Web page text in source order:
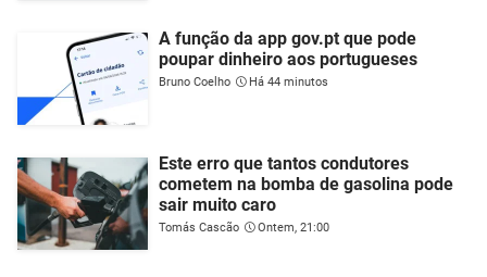
A função da app gov.pt que pode
poupar dinheiro aos portugueses
Bruno Coelho Há 44 minutos
Este erro que tantos condutores
cometem na bomba de gasolina pode
sair muito caro
Tomás Cascão Ontem, 21:00